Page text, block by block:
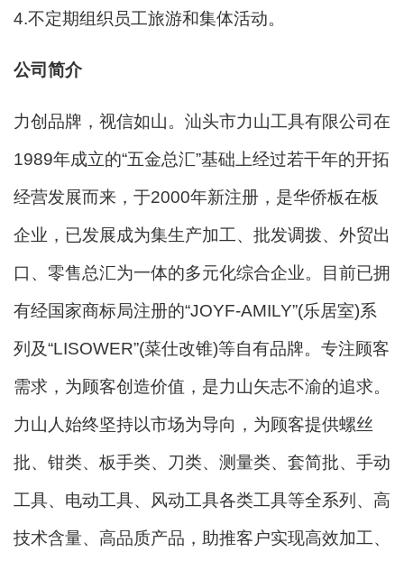
4.不定期组织员工旅游和集体活动。
公司简介
力创品牌，视信如山。汕头市力山工具有限公司在
1989年成立的“五金总汇”基础上经过若干年的开拓
经营发展而来，于2000年新注册，是华侨板在板
企业，已发展成为集生产加工、批发调拨、外贸出
口、零售总汇为一体的多元化综合企业。目前已拥
有经国家商标局注册的“JOYF-AMILY”(乐居室)系
列及“LISOWER”(菜仕改锥)等自有品牌。专注顾客
需求，为顾客创造价值，是力山矢志不渝的追求。
力山人始终坚持以市场为导向，为顾客提供螺丝
批、钳类、板手类、刀类、测量类、套简批、手动
工具、电动工具、风动工具各类工具等全系列、高
技术含量、高品质产品，助推客户实现高效加工、